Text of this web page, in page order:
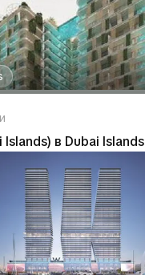
в Dubai Islands